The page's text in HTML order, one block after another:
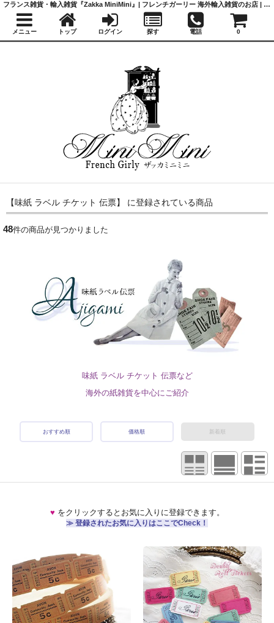
【味紙 ラベル チケット 伝票】 に登録されている商品
48件の商品が見つかりました
味紙 ラベル チケット 伝票など
海外の紙雑貨を中心にご紹介
おすすめ順 価格順 新着順
♥ をクリックするとお気に入りに登録できます。
≫ 登録されたお気に入りはここでCheck！
フランス雑貨・輸入雑貨『Zakka MiniMini』| フレンチガーリー 海外輸入雑貨のお店 | かわいい雑貨 | 蚤の市 | アンティーク
メニュー トップ ログイン 探す 電話 0